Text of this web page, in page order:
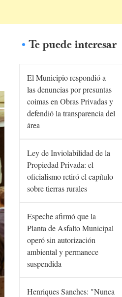
Te puede interesar
El Municipio respondió a
las denuncias por presuntas
coimas en Obras Privadas y
defendió la transparencia del
área
Ley de Inviolabilidad de la
Propiedad Privada: el
oficialismo retiró el capítulo
sobre tierras rurales
Espeche afirmó que la
Planta de Asfalto Municipal
operó sin autorización
ambiental y permanece
suspendida
Henriques Sanches: "Nunca